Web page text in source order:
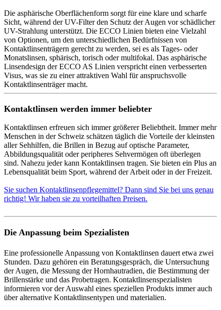
Die asphärische Oberflächenform sorgt für eine klare und scharfe
Sicht, während der UV-Filter den Schutz der Augen vor schädlicher
UV-Strahlung unterstützt. Die ECCO Linien bieten eine Vielzahl
von Optionen, um den unterschiedlichen Bedürfnissen von
Kontaktlinsenträgern gerecht zu werden, sei es als Tages- oder
Monatslinsen, sphärisch, torisch oder multifokal. Das asphärische
Linsendesign der ECCO AS Linien verspricht einen verbesserten
Visus, was sie zu einer attraktiven Wahl für anspruchsvolle
Kontaktlinsenträger macht.
Kontaktlinsen werden immer beliebter
Kontaktlinsen erfreuen sich immer größerer Beliebtheit. Immer mehr
Menschen in der Schweiz schätzen täglich die Vorteile der kleinsten
aller Sehhilfen, die Brillen in Bezug auf optische Parameter,
Abbildungsqualität oder peripheres Sehvermögen oft überlegen
sind. Nahezu jeder kann Kontaktlinsen tragen. Sie bieten ein Plus an
Lebensqualität beim Sport, während der Arbeit oder in der Freizeit.
Sie suchen Kontaktlinsenpflegemittel? Dann sind Sie bei uns genau
richtig! Wir haben sie zu vorteilhaften Preisen.
Die Anpassung beim Spezialisten
Eine professionelle Anpassung von Kontaktlinsen dauert etwa zwei
Stunden. Dazu gehören ein Beratungsgespräch, die Untersuchung
der Augen, die Messung der Hornhautradien, die Bestimmung der
Brillenstärke und das Probetragen. Kontaktlinsenspezialisten
informieren vor der Auswahl eines speziellen Produkts immer auch
über alternative Kontaktlinsentypen und ­materialien.